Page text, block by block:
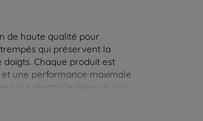
de haute qualité pour
qui préservent la
Chaque produit est
une performance maximale
qui répond le mieux à vos